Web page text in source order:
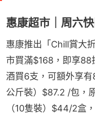
惠康超市｜周六
惠康推出「Chill賞大
市買滿$168，即享88
酒買6支，可額外享
公斤裝）$87.2 /包，
（10隻裝）$44/2盒